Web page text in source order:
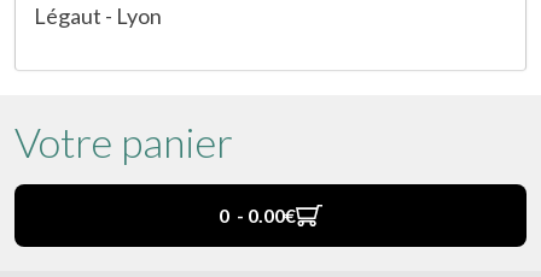
Légaut - Lyon
Votre panier
0 - 0.00‎€